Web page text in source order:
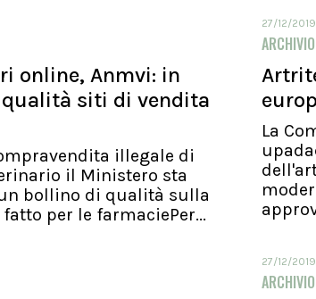
online, Anmvi: in
siti di vendita
illegale di
il Ministero sta
bollino di qualità sulla
per le farmaciePer...
27/12/2019
La
27/12/2019